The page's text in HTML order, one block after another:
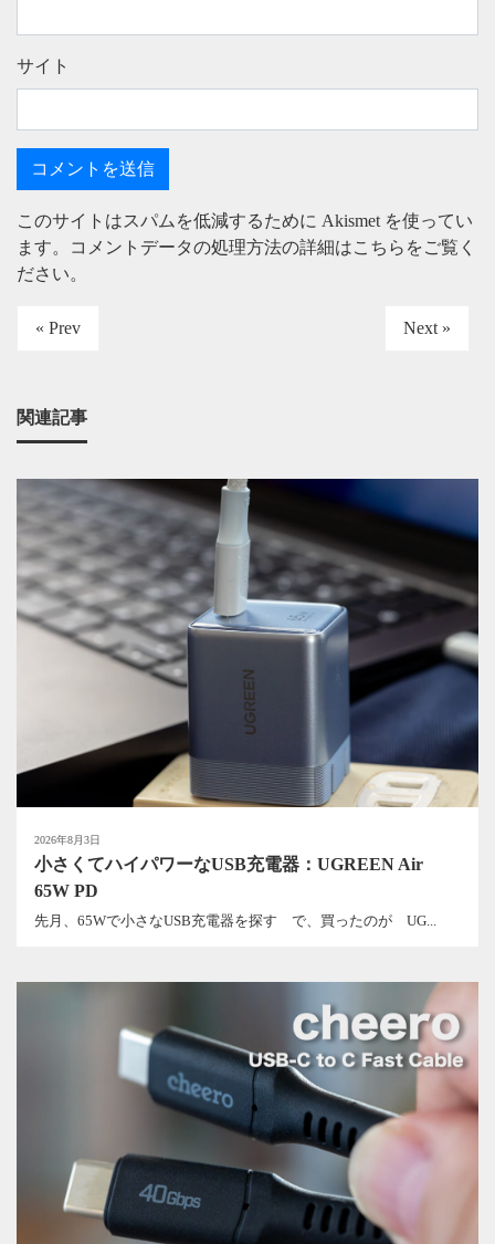
サイト
このサイトはスパムを低減するために Akismet を使ってい
ます。
コメントデータの処理方法の詳細はこちらをご覧く
ださい。
« Prev Next »
関連記事
2026年8月3日
小さくてハイパワーなUSB充電器：UGREEN Air
65W PD
先月、65Wで小さなUSB充電器を探す で、買ったのが UG...